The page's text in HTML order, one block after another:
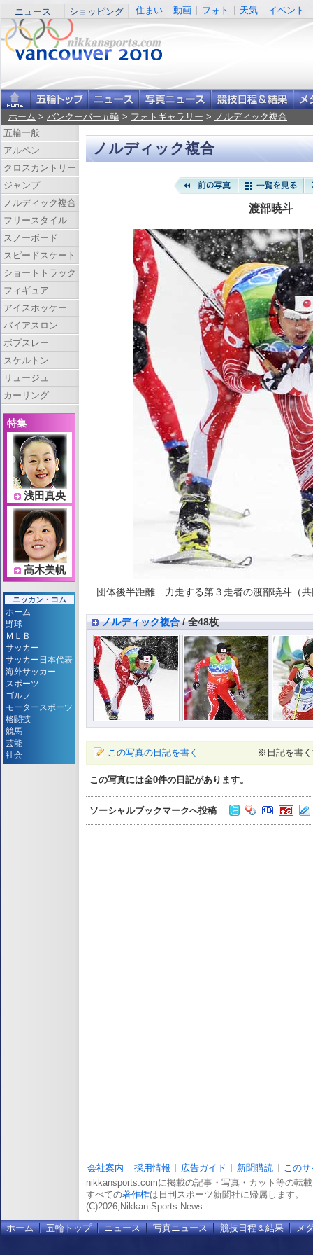
ニュース ショッピング 住まい 動画 フォト 天気 イベント
ホーム > バンクーバー五輪 > フォトギャラリー > ノルディック複合
ノルディック複合
渡部暁斗
団体後半距離 力走する第３走者の渡部暁斗（
ノルディック複合/ 全48枚
この写真の日記を書く ※日記を書
この写真には全0件の日記があります。
ソーシャルブックマークへ投稿
五輪一般
アルペン
クロスカントリー
ジャンプ
ノルディック複合
フリースタイル
スノーボード
スピードスケート
ショートトラック
フィギュア
アイスホッケー
バイアスロン
ボブスレー
スケルトン
リュージュ
カーリング
特集
浅田真央
高木美帆
ニッカン・コム
ホーム
野球
ＭＬＢ
サッカー
サッカー日本代表
海外サッカー
スポーツ
ゴルフ
モータースポーツ
格闘技
競馬
芸能
社会
会社案内 採用情報 広告ガイド 新聞購読
この
nikkansports.comに掲載の記事・写真・カット等の転
すべての著作権は日刊スポーツ新聞社に帰属します。
(C)2026,Nikkan Sports News.
ホーム 五輪トップ ニュース 写真ニュース 競技日程＆結果 メ